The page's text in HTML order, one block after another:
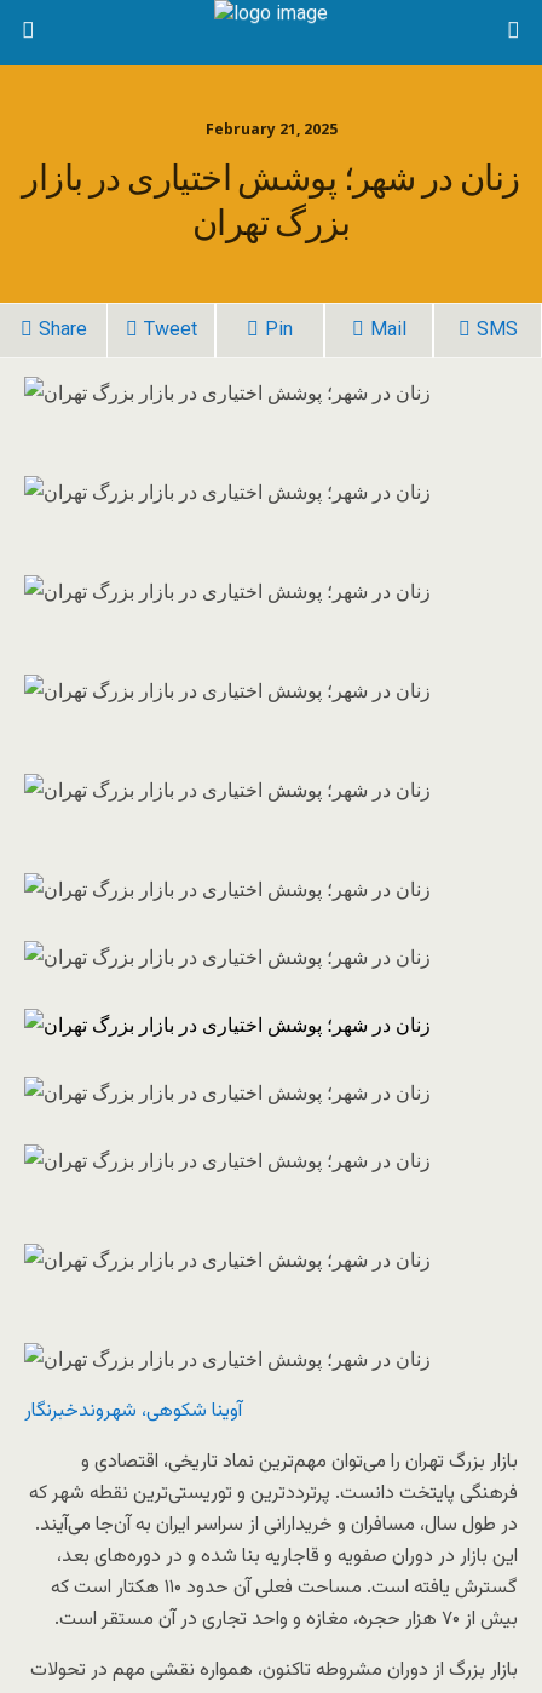
February 21, 2025
زنان در شهر؛ پوشش اختیاری در بازار
بزرگ تهران
Share Tweet Pin Mail SMS
آوینا شکوهی، شهروندخبرنگار
بازار بزرگ تهران را می‌توان مهم‌ترین نماد تاریخی، اقتصادی و
فرهنگی پایتخت دانست. پرترددترین و توریستی‌ترین نقطه‌ شهر که
در طول سال، مسافران و خریدارانی از سراسر ایران به آن‌جا می‌آیند.
این بازار در دوران صفویه و قاجاریه بنا شده و در دوره‌های بعد،
گسترش یافته است. مساحت فعلی آن حدود ۱۱۰ هکتار است که
بیش از ۷۰ هزار حجره، مغازه و واحد تجاری در آن مستقر است.
بازار بزرگ از دوران مشروطه تاکنون، همواره نقشی مهم در تحولات